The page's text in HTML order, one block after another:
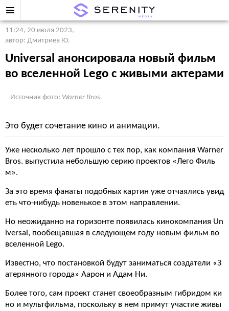
11:24, 20 июля 2023,
автор: Дмитриев Ю.
Universal анонсировала новый фильм
во вселенной Lego с живыми актерами
Источник фото: Warner Bros.
Это будет сочетание кино и анимации.
Уже несколько лет прошло с тех пор, как компания Warner
Bros. выпустила небольшую серию проектов «Лего Филь
м».
За это время фанаты подобных картин уже отчаялись увид
еть что-нибудь новенькое в этом направлении.
Но неожиданно на горизонте появилась кинокомпания Un
iversal, пообещавшая в следующем году новым фильм во
вселенной Lego.
Известно, что постановкой будут заниматься создатели «З
атерянного города» Аарон и Адам Ни.
Более того, сам проект станет своеобразным гибридом ки
но и мультфильма, поскольку в нем примут участие живы